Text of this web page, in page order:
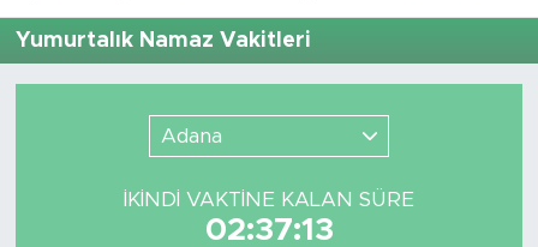
Yumurtalık Namaz Vakitleri
Adana
İKINDI VAKTİNE KALAN SÜRE
02:37:13
Firmalardan
Moda-Magazin-Eğlence
Namaz Vakitleri
Tüm Manşetler